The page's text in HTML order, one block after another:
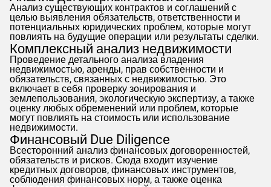
Анализ существующих контрактов и соглашений с
целью выявления обязательств, ответственности и
потенциальных юридических проблем, которые могут
повлиять на будущие операции или результаты сделки.
Комплексный анализ недвижимости
Проведение детального анализа владения
недвижимостью, аренды, прав собственности и
обязательств, связанных с недвижимостью. Это
включает в себя проверку зонирования и
землепользования, экологическую экспертизу, а также
оценку любых обременений или проблем, которые
могут повлиять на стоимость или использование
недвижимости.
Финансовый Due Diligence
Всесторонний анализ финансовых договоренностей,
обязательств и рисков. Сюда входит изучение
кредитных договоров, финансовых инструментов,
соблюдения финансовых норм, а также оценка